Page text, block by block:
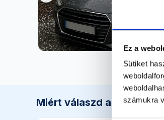
Ez a
Sütiket
számukra
Miért válaszd a